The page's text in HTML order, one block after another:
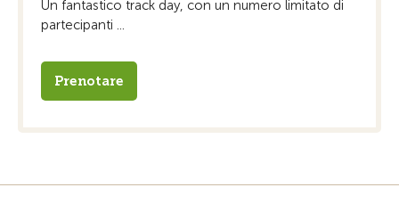
Un fantastico track day, con un numero limitato di
partecipanti ...
Prenotare